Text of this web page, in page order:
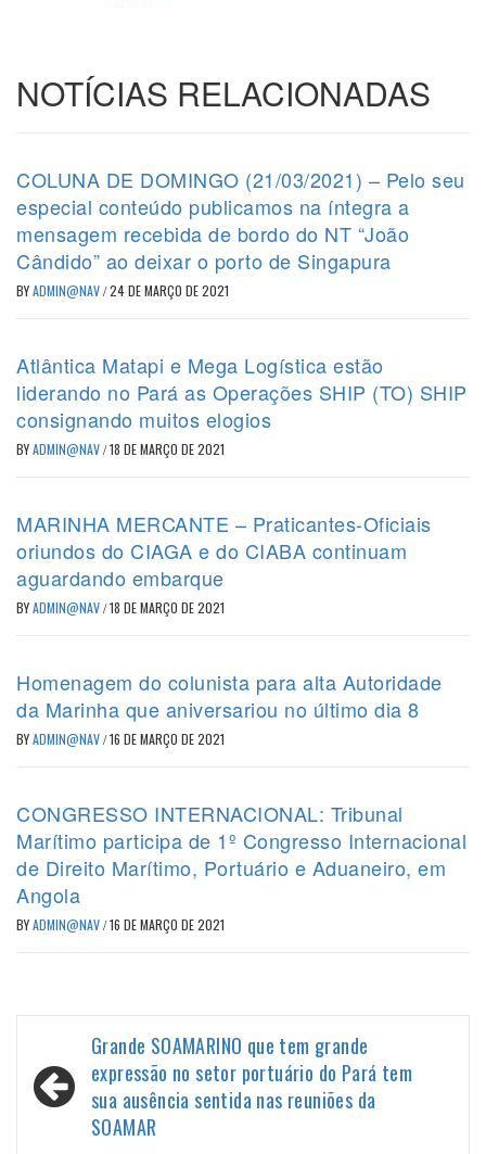
NOTÍCIAS RELACIONADAS
COLUNA DE DOMINGO (21/03/2021) – Pelo seu
especial conteúdo publicamos na íntegra a
mensagem recebida de bordo do NT “João
Cândido” ao deixar o porto de Singapura
BYADMIN@NAV/24 DE MARÇO DE 2021
Atlântica Matapi e Mega Logística estão
liderando no Pará as Operações SHIP (TO) SHIP
consignando muitos elogios
BYADMIN@NAV/18 DE MARÇO DE 2021
MARINHA MERCANTE – Praticantes-Oficiais
oriundos do CIAGA e do CIABA continuam
aguardando embarque
BYADMIN@NAV/18 DE MARÇO DE 2021
Homenagem do colunista para alta Autoridade
da Marinha que aniversariou no último dia 8
BYADMIN@NAV/16 DE MARÇO DE 2021
CONGRESSO INTERNACIONAL: Tribunal
Marítimo participa de 1º Congresso Internacional
de Direito Marítimo, Portuário e Aduaneiro, em
Angola
BYADMIN@NAV/16 DE MARÇO DE 2021
Navegação
de
Post
Grande SOAMARINO que tem grande
expressão no setor portuário do Pará tem
sua ausência sentida nas reuniões da
SOAMAR